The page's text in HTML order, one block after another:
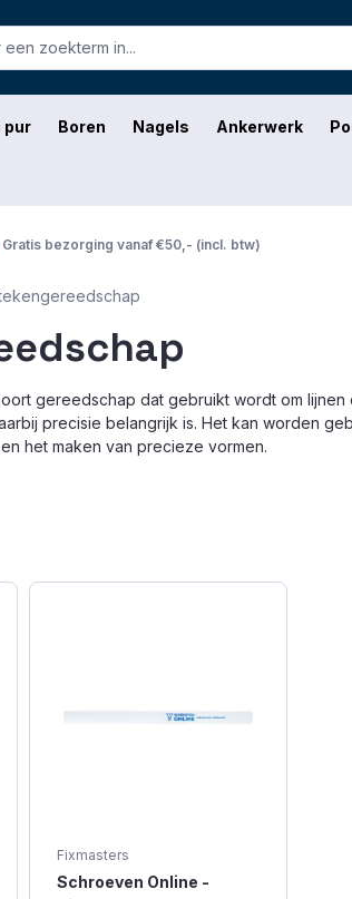
pur Boren Nagels Ankerwerk
Gratis bezorging vanaf €50,- (incl. btw)
gereedschap dat gebruikt wordt om
precisie belangrijk is. Het kan worden
het maken van precieze vormen.
Fixmasters
Schroeven Online -